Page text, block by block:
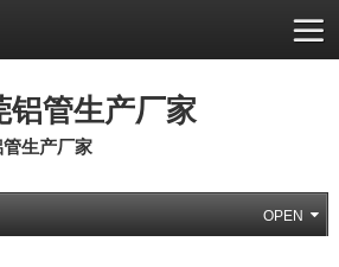
铝管生产厂家
管生产厂家